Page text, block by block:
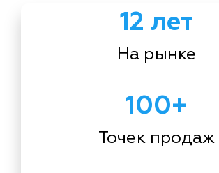
12 лет
На рынке
100+
Точек продаж